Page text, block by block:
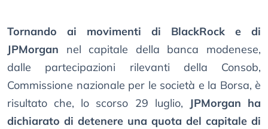
Tornando ai movimenti di BlackRock e di
JPMorgan nel capitale della banca modenese,
dalle partecipazioni rilevanti della Consob,
Commissione nazionale per le società e la Borsa, è
risultato che, lo scorso 29 luglio, JPMorgan ha
dichiarato di detenere una quota del capitale di